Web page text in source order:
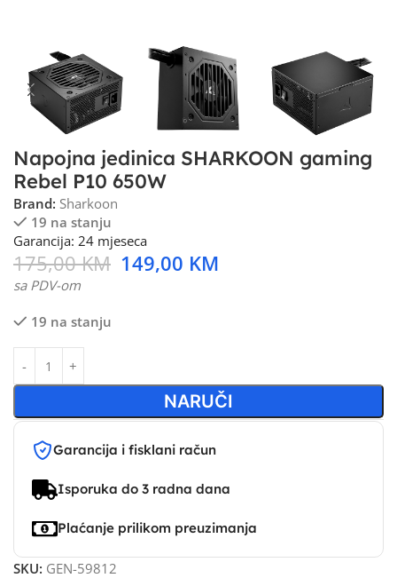
Napojna jedinica SHARKOON gaming
Rebel P10 650W
Brand: Sharkoon
19 na stanju
Garancija: 24 mjeseca
175,00KM 149,00 KM
sa PDV-om
19 na stanju
NARUČI
Garancija i fisklani račun
Isporuka do 3 radna dana
Plaćanje prilikom preuzimanja
SKU: GEN-59812